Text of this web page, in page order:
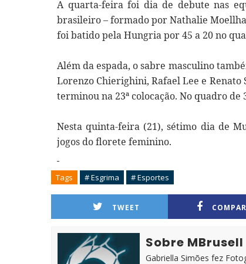
A quarta-feira foi dia de debute nas
brasileiro – formado por Nathalie
foi batido pela Hungria por 45 a 20 no
Além da espada, o sabre masculino
Lorenzo Chierighini, Rafael Lee e
terminou na 23ª colocação. No quadro
Nesta quinta-feira (21), sétimo dia de
jogos do florete feminino.
Tags # Esgrima # Esportes
TWEET
Sobre MBrusell
Gabriella Simões fez